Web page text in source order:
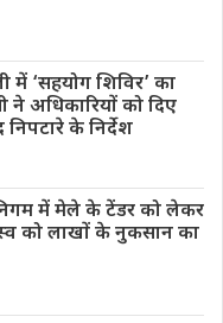
में ‘सहयोग शिविर’ का
अधिकारियों को दिए
के निर्देश
निगम में मेले के टेंडर को लेकर
को लाखों के नुकसान का